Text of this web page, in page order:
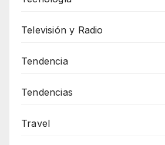
Televisión y Radio
Tendencia
Tendencias
Travel